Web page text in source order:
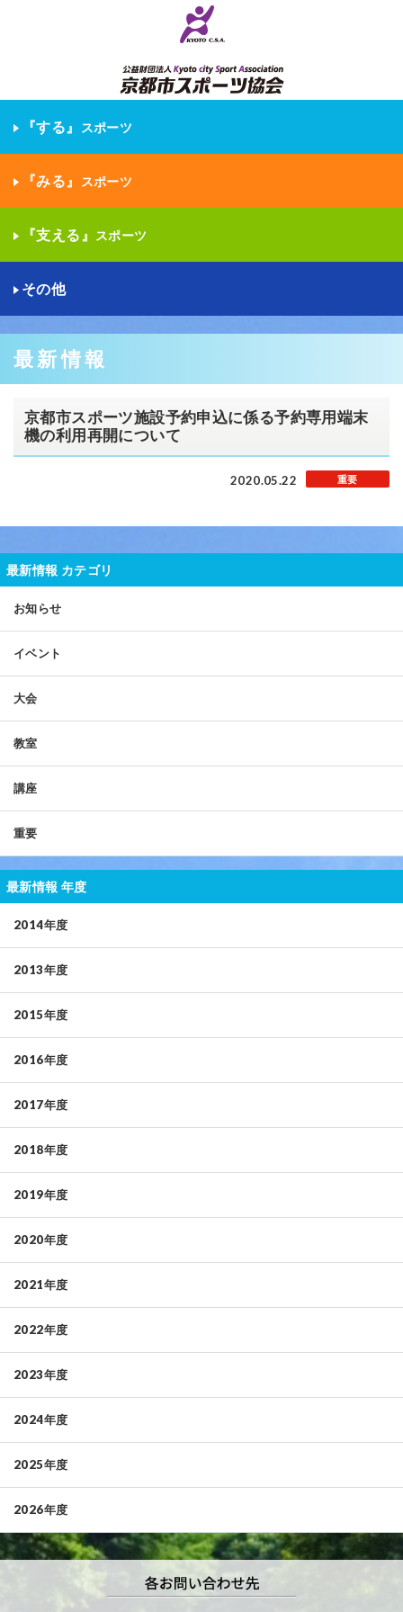
『する』 スポーツ
『みる』 スポーツ
『支える』 スポーツ
その他
最新情報
京都市スポーツ施設予約申込に係る予約専用端末
機の利用再開について
2020.05.22 重要
最新情報 カテゴリ
お知らせ
イベント
大会
教室
講座
重要
最新情報 年度
2014年度
2013年度
2015年度
2016年度
2017年度
2018年度
2019年度
2020年度
2021年度
2022年度
2023年度
2024年度
2025年度
2026年度